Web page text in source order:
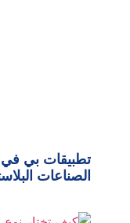
الصناعات